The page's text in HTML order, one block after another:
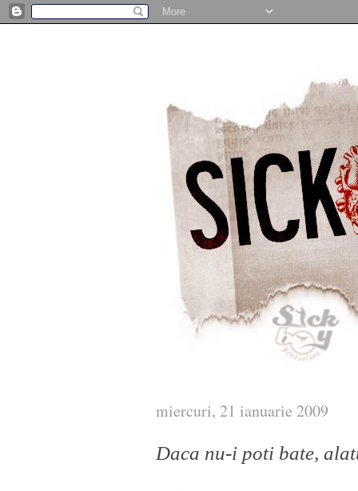
miercuri, 21 ianuarie 2009
Daca nu-i poti bate,